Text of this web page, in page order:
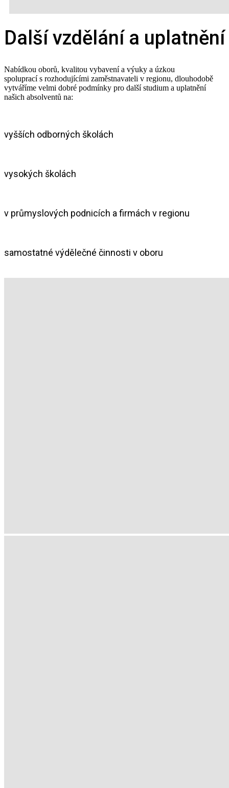
Další vzdělání a uplatnění
Nabídkou oborů, kvalitou vybavení a výuky a úzkou
spoluprací s rozhodujícími zaměstnavateli v regionu, dlouhodobě
vytváříme velmi dobré podmínky pro další studium a uplatnění
našich absolventů na:
vyšších odborných školách
vysokých školách
v průmyslových podnicích a firmách v regionu
samostatné výdělečné činnosti v oboru